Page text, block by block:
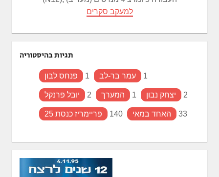
למעקב סקרים
תגיות בהיסטוריה
פנחס לבון 1 עמר בר-לב 1
יובל פרנקל 2 המערך 1 יצחק נבון 2
פריימריז כנסת 25 140 האחד במאי 33